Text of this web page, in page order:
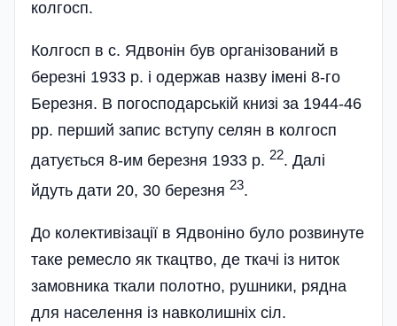
колгосп.
Колгосп в с. Ядвонін був організований в
березні 1933 р. і одержав назву імені 8-го
Березня. В погосподарській книзі за 1944-46
рр. перший запис вступу селян в колгосп
датується 8-им березня 1933 р. 22. Далі
йдуть дати 20, 30 березня 23.
До колективізації в Ядвоніно було розвинуте
таке ремесло як ткацтво, де ткачі із ниток
замовника ткали полотно, рушники, рядна
для населення із навколишніх сіл.